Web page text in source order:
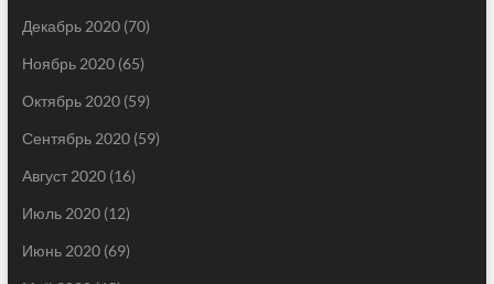
Декабрь 2020(70)
Ноябрь 2020(65)
Октябрь 2020(59)
Сентябрь 2020(59)
Август 2020(16)
Июль 2020(12)
Июнь 2020(69)